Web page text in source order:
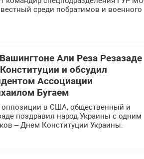
среди побратимов и военного
Али Реза Резазаде
и обсудил
Ассоциации
Бугаем
в США, общественный и
поздравил народ Украины с одним
– Днем Конституции Украины.